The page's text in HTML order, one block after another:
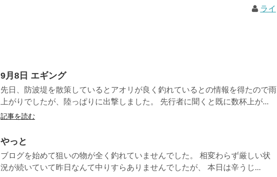
ライ
9月8日 エギング
先日、防波堤を散策しているとアオリが良く釣れているとの情報を得たので雨
上がりでしたが、陸っぱりに出撃しました。 先行者に聞くと既に数杯上が...
記事を読む
やっと
ブログを始めて狙いの物が全く釣れていませんでした。 相変わらず厳しい状
況が続いていて昨日なんて中りすらありませんでしたが、 本日は辛うじ...